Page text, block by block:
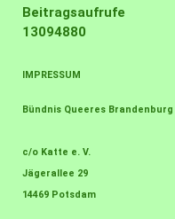
Beitragsaufrufe
13094880
IMPRESSUM
Bündnis Queeres Brandenburg
c/o Katte e. V.
Jägerallee 29
14469 Potsdam